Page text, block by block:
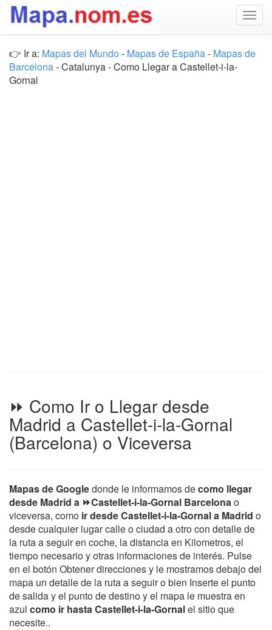
👉 Ir a: Mapas del Mundo - Mapas de España- Mapas de
Barcelona- Catalunya - Como Llegar a Castellet-i-la-
Gornal
⏩ Como Ir o Llegar desde
Madrid a Castellet-i-la-Gornal
(Barcelona) o Viceversa
Mapas de Googledonde le informamos decomo llegar
desde Madrid a ⏩Castellet-i-la-Gornal Barcelonao
viceversa, como ir desde Castellet-i-la-Gornal a Madrid o
desde cualquier lugar calle o ciudad a otro con detalle de
la ruta a seguir en coche, la distancia en Kilometros, el
tiempo necesario y otras informaciones de interés. Pulse
en el botón Obtener direcciones y le mostramos debajo del
mapa un detalle de la ruta a seguir o bien Inserte el punto
de salida y el punto de destino y el mapa le muestra en
azul como ir hasta Castellet-i-la-Gornalel sitio que
necesite..